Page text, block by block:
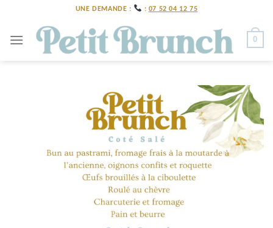
content
UNE DEMANDE : : 07 52 04 12 75
0